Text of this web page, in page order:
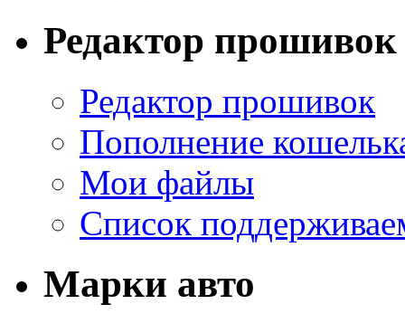
Редактор прошивок
Редактор прошивок
Пополнение
Мои файлы
Список
Марки авто